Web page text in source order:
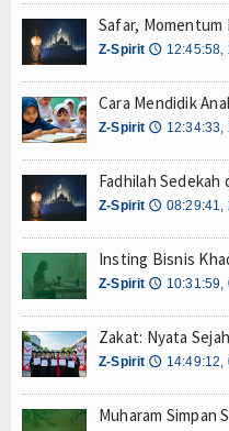
Palestina
Wakaf
Wasiat dan DSKL
Z-UPDATE
Z-Commerce
Z-Celeb
Z-Spirit
Z-Jurnal
Safar, Momentum
Z-Spirit 🕔 12:45:58,
Cara Mendidik
Z-Spirit 🕔 12:34:33,
Fadhilah Sedekah
Z-Spirit 🕔 08:29:41,
Insting Bisnis
Z-Spirit 🕔 10:31:59,
Zakat: Nyata
Z-Spirit 🕔 14:49:12,
Muharam Simpan